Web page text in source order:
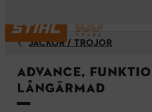
JACKOR / TRÖJOR
ADVANCE,
långärmad